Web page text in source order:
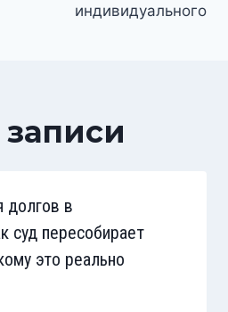
индивидуального
долгов в
суд пересобирает
это реально